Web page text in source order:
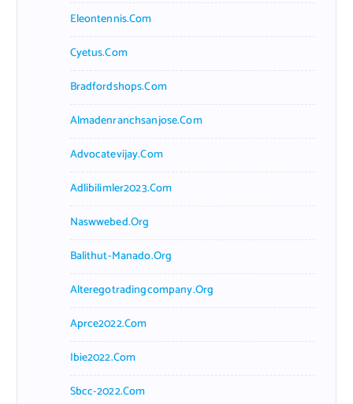
Eleontennis.com
Cyetus.com
Bradfordshops.com
Almadenranchsanjose.com
Advocatevijay.com
Adlibilimler2023.com
Naswwebed.org
Balithut-Manado.org
Alteregotradingcompany.org
Aprce2022.com
Ibie2022.com
Sbcc-2022.com